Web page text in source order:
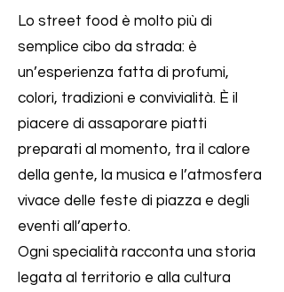
Lo street food è molto più di
semplice cibo da strada: è
un’esperienza fatta di profumi,
colori, tradizioni e convivialità. È il
piacere di assaporare piatti
preparati al momento, tra il calore
della gente, la musica e l’atmosfera
vivace delle feste di piazza e degli
eventi all’aperto.
Ogni specialità racconta una storia
legata al territorio e alla cultura